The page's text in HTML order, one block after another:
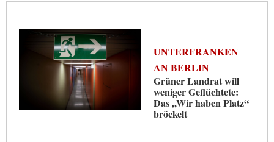
UNTERFRANKEN
AN BERLIN
Grüner Landrat will
weniger Geflüchtete:
Das „Wir haben Platz“
bröckelt